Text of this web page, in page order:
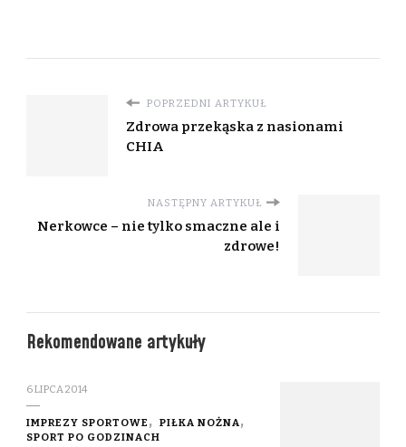
POPRZEDNI ARTYKUŁ
Zdrowa przekąska z nasionami
CHIA
NASTĘPNY ARTYKUŁ
Nerkowce – nie tylko smaczne ale i
zdrowe!
Rekomendowane artykuły
6 LIPCA 2014
IMPREZY SPORTOWE
PIŁKA NOŻNA
SPORT PO GODZINACH